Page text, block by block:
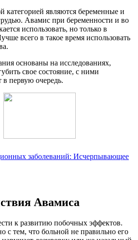
категорией являются беременные и
Авамис при беременности и во
использовать, но только в
всего в такое время использовать
основаны на исследованиях,
свое состояние, с ними
в первую очередь.
заболеваний: Исчерпывающее
Авамиса
к развитию побочных эффектов.
с тем, что больной не правильно его